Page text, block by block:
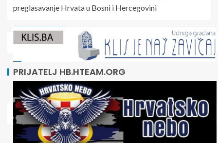
preglasavanje Hrvata u Bosni i Hercegovini
PRIJATELJ HB.HTEAM.ORG